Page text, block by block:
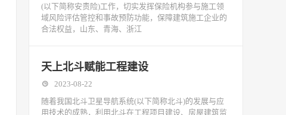
(以下简称安责险)工作，切实发挥保险机构参与施工领
域风险评估管控和事故预防功能，保障建筑施工企业的
合法权益，山东、青海、浙江
天上北斗赋能工程建设
2023-08-22
随着我国北斗卫星导航系统(以下简称北斗)的发展与应
用技术的成熟，利用北斗在工程项目建设、房屋建筑监